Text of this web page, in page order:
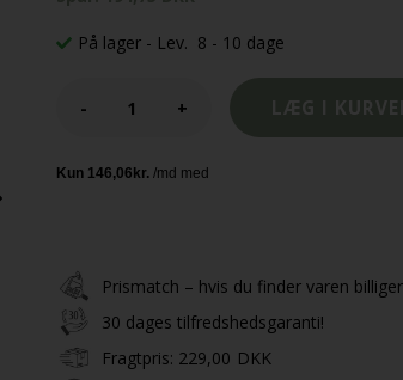
På lager - Lev. 8 - 10 dage
- +
Prismatch – hvis du finder varen
30 dages tilfredshedsgaranti!
Fragtpris: 229,00 DKK